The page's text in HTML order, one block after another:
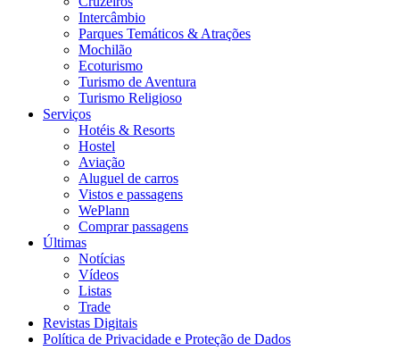
Intercâmbio
Parques Temáticos & Atrações
Mochilão
Ecoturismo
Turismo de Aventura
Turismo Religioso
Serviços
Hotéis & Resorts
Hostel
Aviação
Aluguel de carros
Vistos e passagens
WePlann
Comprar passagens
Últimas
Notícias
Vídeos
Listas
Trade
Revistas Digitais
Política de Privacidade e Proteção de Dados